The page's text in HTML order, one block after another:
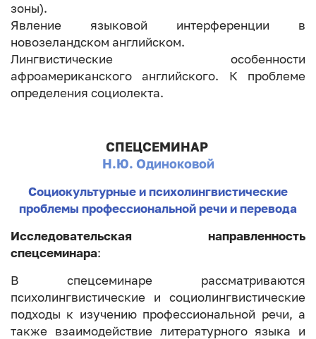
зоны).
Явление языковой интерференции в
новозеландском английском.
Лингвистические особенности
афроамериканского английского. К проблеме
определения социолекта.
СПЕЦСЕМИНАР
Н.Ю. Одиноковой
Социокультурные и психолингвистические
проблемы профессиональной речи и перевода
Исследовательская направленность
спецсеминара:
В спецсеминаре рассматриваются
психолингвистические и социолингвистические
подходы к изучению профессиональной речи, а
также взаимодействие литературного языка и